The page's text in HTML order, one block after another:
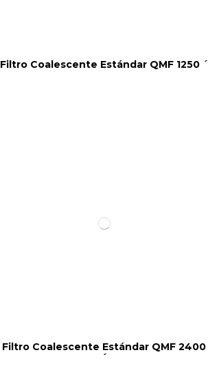
Filtro Coalescente Estándar QMF 1250 ´
Filtro Coalescente Estándar QMF 2400
´